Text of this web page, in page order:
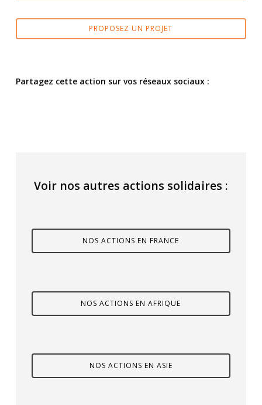
PROPOSEZ UN PROJET
Partagez cette action sur vos réseaux sociaux :
Voir nos autres actions solidaires :
NOS ACTIONS EN FRANCE
NOS ACTIONS EN AFRIQUE
NOS ACTIONS EN ASIE